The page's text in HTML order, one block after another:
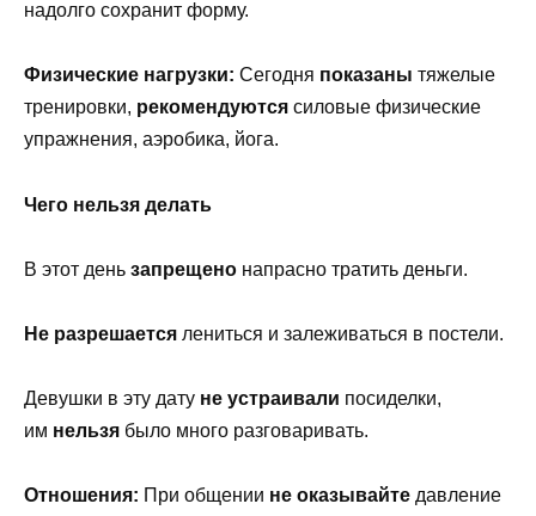
надолго сохранит форму.
Физические нагрузки: Сегодня показаны тяжелые
тренировки, рекомендуются силовые физические
упражнения, аэробика, йога.
Чего нельзя делать
В этот день запрещено напрасно тратить деньги.
Не разрешается лениться и залеживаться в постели.
Девушки в эту дату не устраивали посиделки,
им нельзя было много разговаривать.
Отношения: При общении не оказывайте давление